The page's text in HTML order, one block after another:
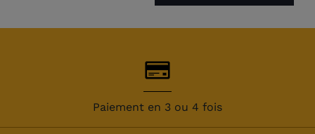
Paiement en 3 ou 4 fois